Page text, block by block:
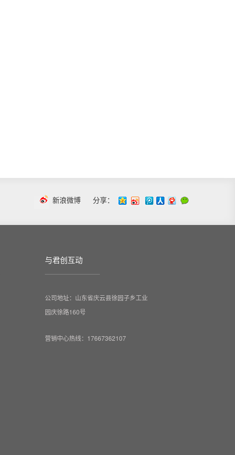
新浪微博 分享：
与君创互动
公司地址：山东省庆云县徐园子乡工业
园庆徐路160号
营销中心热线：17667362107